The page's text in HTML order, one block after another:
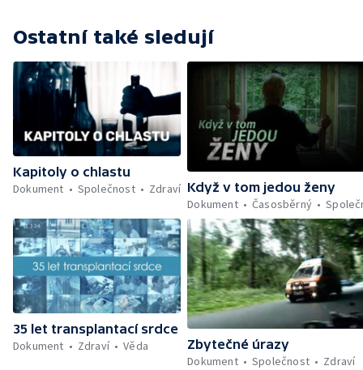
Ostatní také sledují
Kapitoly o chlastu
Dokument
Společnost Zdraví Když v tom jedou ženy
Dokument
Časosběrný
35 let transplantací srdce
Dokument
Zdraví Věda
Zbytečné úrazy
Dokument
Společnost Zdraví